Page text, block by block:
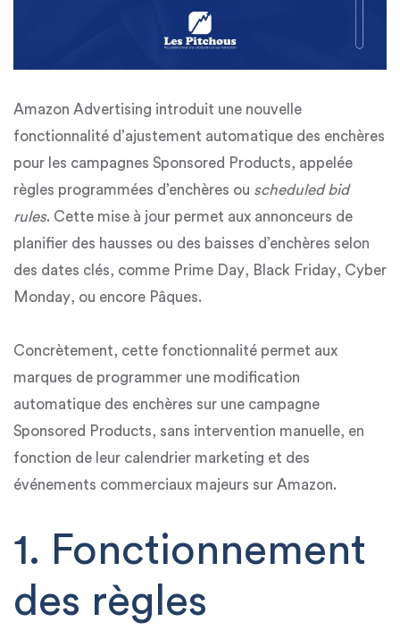
Amazon Advertising introduit une nouvelle
fonctionnalité d’ajustement automatique des enchères
pour les campagnes Sponsored Products, appelée
règles programmées d’enchères ou scheduled bid
rules. Cette mise à jour permet aux annonceurs de
planifier des hausses ou des baisses d’enchères selon
des dates clés, comme Prime Day, Black Friday, Cyber
Monday, ou encore Pâques.
Concrètement, cette fonctionnalité permet aux
marques de programmer une modification
automatique des enchères sur une campagne
Sponsored Products, sans intervention manuelle, en
fonction de leur calendrier marketing et des
événements commerciaux majeurs sur Amazon.
1. Fonctionnement
des règles